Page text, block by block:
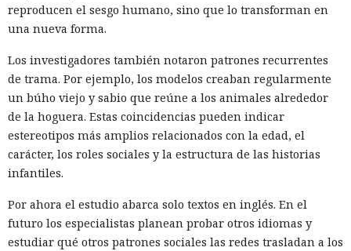
reproducen el sesgo humano, sino que lo transforman en
una nueva forma.
Los investigadores también notaron patrones recurrentes
de trama. Por ejemplo, los modelos creaban regularmente
un búho viejo y sabio que reúne a los animales alrededor
de la hoguera. Estas coincidencias pueden indicar
estereotipos más amplios relacionados con la edad, el
carácter, los roles sociales y la estructura de las historias
infantiles.
Por ahora el estudio abarca solo textos en inglés. En el
futuro los especialistas planean probar otros idiomas y
estudiar qué otros patrones sociales las redes trasladan a los